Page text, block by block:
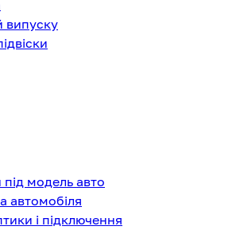
випуску
модель авто
автомобіля
і підключення